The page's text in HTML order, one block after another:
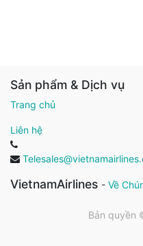
Sản phẩm & Dịch vụ
Trang chủ
Liên hệ
VietnamAirlines - Về
Bản quyền